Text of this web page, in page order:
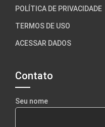
POLÍTICA DE PRIVACIDADE
TERMOS DE USO
ACESSAR DADOS
Contato
Seu nome